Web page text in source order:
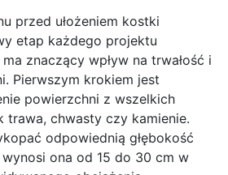
przed ułożeniem kostki
etap każdego projektu
znaczący wpływ na trwałość i
Pierwszym krokiem jest
powierzchni z wszelkich
trawa, chwasty czy kamienie.
odpowiednią głębokość
ona od 15 do 30 cm w